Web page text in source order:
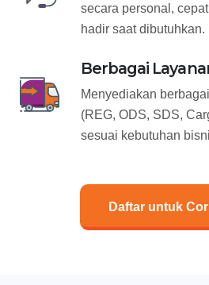
secara personal,
hadir saat dibutuhkan.
Berbagai
Menyediakan
(REG, ODS, SDS,
sesuai kebutuhan
Daftar untuk